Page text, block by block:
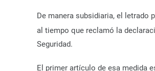
De manera subsidiaria, el letrado
al tiempo que reclamó la
Seguridad.
El primer artículo de esa medida